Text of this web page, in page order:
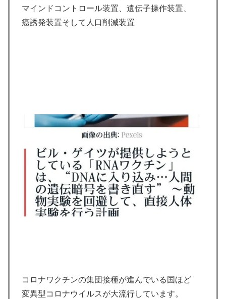
マインドコントロール装置、遺伝子操作装置、
癌誘発装置そして人口削減装置
コロナワクチンの集団接種が進んでいる国ほど
変異型コロナウイルスが大流行しています。